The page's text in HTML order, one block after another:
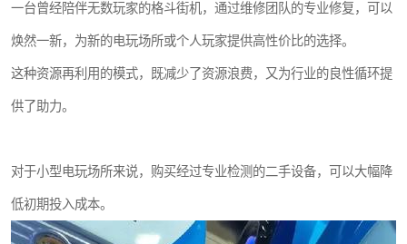
一台曾经陪伴无数玩家的格斗街机，通过维修团队的专业修复，可以
焕然一新，为新的电玩场所或个人玩家提供高性价比的选择。
这种资源再利用的模式，既减少了资源浪费，又为行业的良性循环提
供了助力。
对于小型电玩场所来说，购买经过专业检测的二手设备，可以大幅降
低初期投入成本。